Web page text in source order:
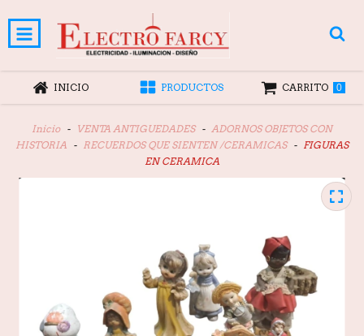
INICIO PRODUCTOS CARRITO 0
Inicio - VENTA ANTIGUEDADES - ADORNOS OBJETOS CON
HISTORIA - RECUERDOS QUE SIENTEN /CERAMICAS - FIGURAS
EN CERAMICA